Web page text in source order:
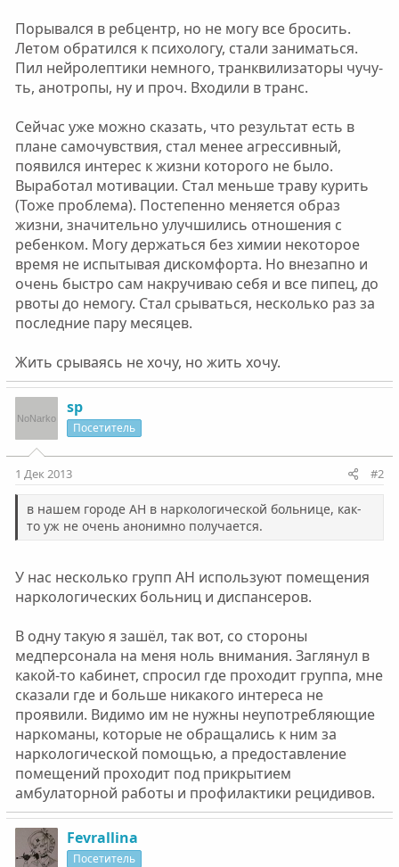
Порывался в ребцентр, но не могу все бросить.
Летом обратился к психологу, стали заниматься.
Пил нейролептики немного, транквилизаторы чучу-
ть, анотропы, ну и проч. Входили в транс.
Сейчас уже можно сказать, что результат есть в
плане самочувствия, стал менее агрессивный,
появился интерес к жизни которого не было.
Выработал мотивации. Стал меньше траву курить
(Тоже проблема). Постепенно меняется образ
жизни, значительно улучшились отношения с
ребенком. Могу держаться без химии некоторое
время не испытывая дискомфорта. Но внезапно и
очень быстро сам накручиваю себя и все пипец, до
рвоты до немогу. Стал срываться, несколько раз за
последние пару месяцев.
Жить срываясь не хочу, но жить хочу.
sp
Посетитель
1 Дек 2013 #2
в нашем городе АН в наркологической больнице, как-
то уж не очень анонимно получается.
У нас несколько групп АН используют помещения
наркологических больниц и диспансеров.
В одну такую я зашёл, так вот, со стороны
медперсонала на меня ноль внимания. Заглянул в
какой-то кабинет, спросил где проходит группа, мне
сказали где и больше никакого интереса не
проявили. Видимо им не нужны неупотребляющие
наркоманы, которые не обращались к ним за
наркологической помощью, а предоставление
помещений проходит под прикрытием
амбулаторной работы и профилактики рецидивов.
Fevrallina
Посетитель